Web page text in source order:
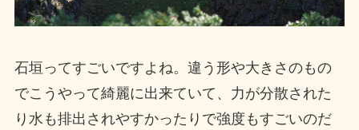
石垣ってすごいですよね。違う形や大きさのもの
でこうやって綺麗に出来ていて、力が分散された
り水も排出されやすかったりで強度もすごいのだ